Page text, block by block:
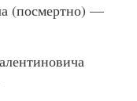
(посмертно) —